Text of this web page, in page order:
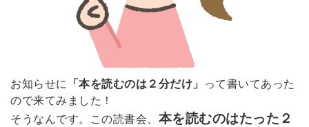
お知らせに 「本を読むのは２分だけ」 って書いてあった
ので来てみました！
そうなんです。この読書会、 本を読むのはたった２